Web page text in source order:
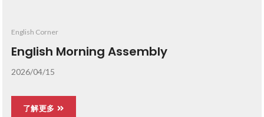
2025-26年度
陸運會
English Corner
English Morning Assembly
2026/04/15
了解更多